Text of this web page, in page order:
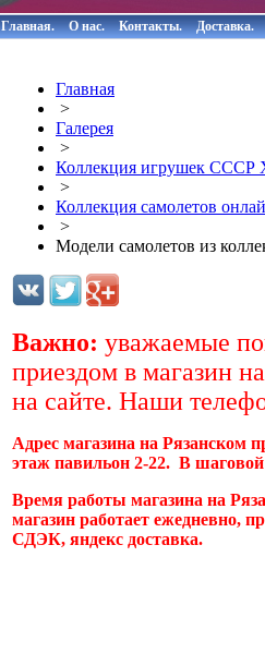
Главная. О нас. Контакты. Доставка.
Главная
>
Галерея
>
Коллекция игрушек
>
Коллекция самолетов
>
Модели самолетов из
Важно: уважаемые
приездом в магазин
на сайте. Наши
Адрес магазина на Рязанском
этаж павильон 2-22. В
Время работы магазина на
магазин работает ежедневно,
СДЭК, яндекс доставка.